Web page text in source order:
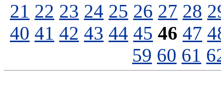
21 22 23 24 25 26 27 28
40 41 42 43 44 45 46 47
59 60 61